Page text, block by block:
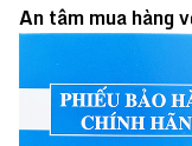
An tâm mua hàng